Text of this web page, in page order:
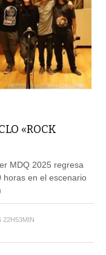
«ROCK
MDQ 2025 regresa
horas en el escenario
22H53MIN